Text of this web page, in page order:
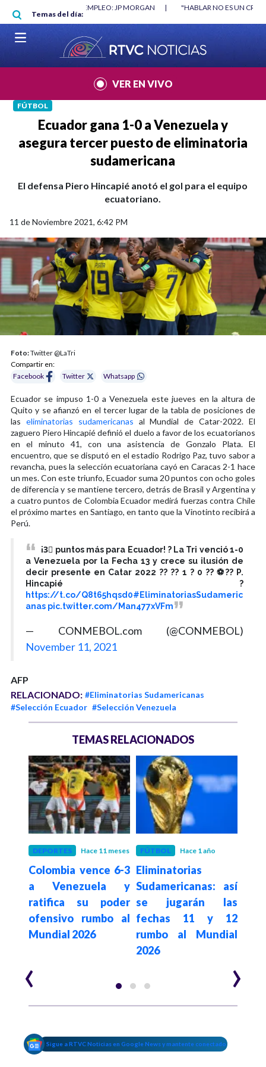
Pasar al contenido principal
Temas del día:
"HABLAR NO ES UN CRIMEN": CARTA DE BETO CORAL |
VER EN VIVO
FÚTBOL
Ecuador gana 1-0 a Venezuela y
asegura tercer puesto de eliminatoria
sudamericana
El defensa Piero Hincapié anotó el gol para el equipo
ecuatoriano.
11 de Noviembre 2021, 6:42 PM
Foto:Twitter @LaTri
Compartir en:
Facebook
Twitter Whatsapp
Ecuador se impuso 1-0 a Venezuela este jueves en la altura de
Quito y se afianzó en el tercer lugar de la tabla de posiciones de
las eliminatorias sudamericanas al Mundial de Catar-2022. El
zaguero Piero Hincapié definió el duelo a favor de los ecuatorianos
en el minuto 41, con una asistencia de Gonzalo Plata. El
encuentro, que se disputó en el estadio Rodrigo Paz, tuvo sabor a
revancha, pues la selección ecuatoriana cayó en Caracas 2-1 hace
un mes. Con este triunfo, Ecuador suma 20 puntos con ocho goles
de diferencia y se mantiene tercero, detrás de Brasil y Argentina y
a cuatro puntos de Colombia Ecuador medirá fuerzas contra Chile
el próximo martes en Santiago, en tanto que la Vinotinto recibirá a
Perú.
¡3⃣ puntos más para Ecuador! ? La Tri venció 1-0
a Venezuela por la Fecha 13 y crece su ilusión de
decir presente en Catar 2022 ?? ?? 1 ? 0 ?? ⚽?? P.
Hincapié ?
https://t.co/Q8t65hqsd0#EliminatoriasSudameric
anas pic.twitter.com/Man477xVFm
— CONMEBOL.com (@CONMEBOL)
November 11, 2021
AFP
RELACIONADO: #Eliminatorias Sudamericanas
#Selección Ecuador #Selección Venezuela
TEMAS RELACIONADOS
DEPORTES Hace 11 meses
Colombia vence 6-3
a Venezuela y
ratifica su poder
ofensivo rumbo al
Mundial 2026
FÚTBOL Hace 1 año
Eliminatorias
Sudamericanas: así
se jugarán las
fechas 11 y 12
rumbo al Mundial
2026
‹ ›
Sigue a RTVC Noticias en Google News y mantente conectado